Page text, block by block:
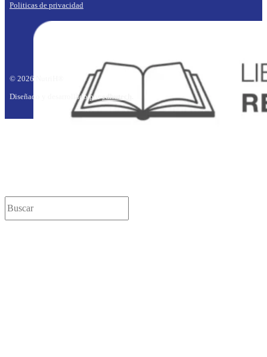
Politicas de privacidad
© 2026 NutriH®
Diseñado y desarrollado poredhutech